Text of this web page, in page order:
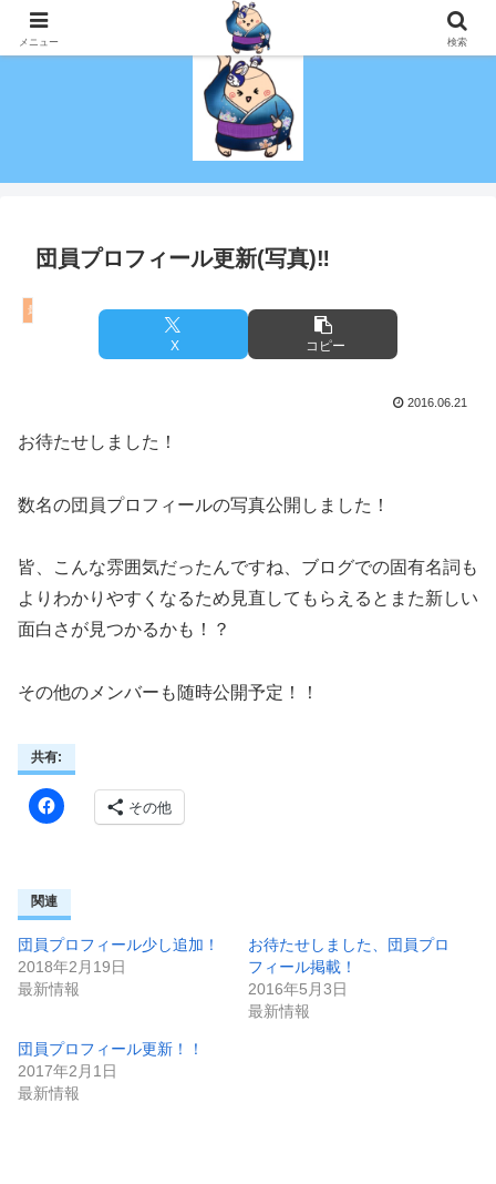
演技を趣味にしたい！初心者でも社会人でも演劇がしたい！を叶える劇団！
団員プロフィール更新(写真)‼
最新情報
X コピー
2016.06.21
お待たせしました！
数名の団員プロフィールの写真公開しました！
皆、こんな雰囲気だったんですね、ブログでの固有名詞も
よりわかりやすくなるため見直してもらえるとまた新しい
面白さが見つかるかも！？
その他のメンバーも随時公開予定！！
共有:
その他
関連
団員プロフィール少し追加！
2018年2月19日
最新情報
お待たせしました、団員プロ
フィール掲載！
2016年5月3日
最新情報
団員プロフィール更新！！
2017年2月1日
最新情報
メニュー 検索